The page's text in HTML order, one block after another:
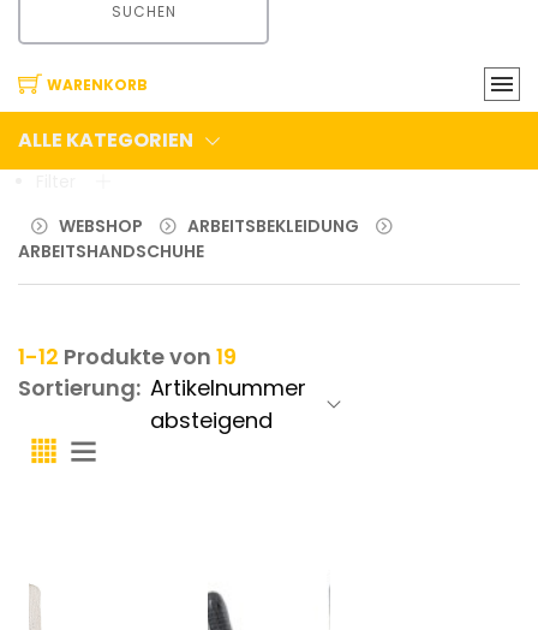
SUCHEN
WARENKORB
ALLE KATEGORIEN
WEBSHOP
ARBEITSBEKLEIDUNG
ARBEITSHANDSCHUHE
1-12 Produkte von 19
Sortierung: